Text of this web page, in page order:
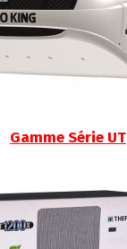
Gamme Série UT